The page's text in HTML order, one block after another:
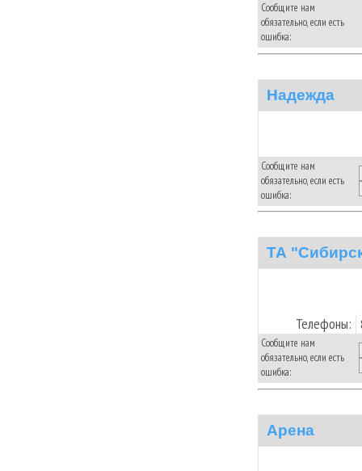
Сообщите нам
обязательно, если есть
ошибка:
Надежда
Сообщите нам
обязательно, если есть
ошибка:
ТА
Телефоны:
Сообщите нам
обязательно, если есть
ошибка:
Арена